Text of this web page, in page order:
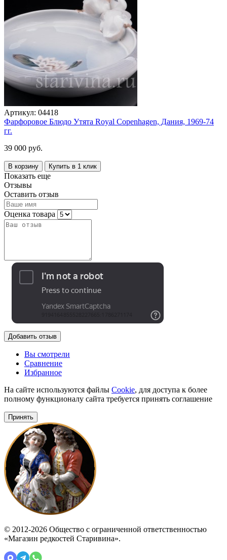
Артикул: 04418
Фарфоровое Блюдо Утята Royal Copenhagen, Дания, 1969-74
гг.
39 000 руб.
В корзину Купить в 1 клик
Показать еще
Отзывы
Оставить отзыв
Оценка товара
Добавить отзыв
Вы смотрели
Сравнение
Избранное
На сайте используются файлы Cookie, для доступа к более
полному функционалу сайта требуется принять соглашение
Принять
© 2012-2026 Общество с ограниченной ответственностью
«Магазин редкостей Старивина».